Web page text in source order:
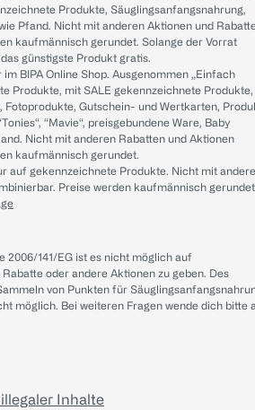
Produkte, Säuglingsanfangsnahrung,
Pfand. Nicht mit anderen Aktionen und
kaufmännisch gerundet. Solange der Vorrat
günstigste Produkt gratis.
im BIPA Online Shop. Ausgenommen „Einfach
Produkte, mit SALE gekennzeichnete Produkte,
Fotoprodukte, Gutschein- und Wertkarten,
“Mavie“, preisgebundene Ware, Baby
Nicht mit anderen Rabatten und Aktionen
kaufmännisch gerundet.
auf gekennzeichnete Produkte. Nicht mit
Preise werden kaufmännisch
2006/141/EG ist es nicht möglich auf
oder andere Aktionen zu geben. Des
von Punkten für
möglich. Bei weiteren Fragen wende dich bitte
Inhalte